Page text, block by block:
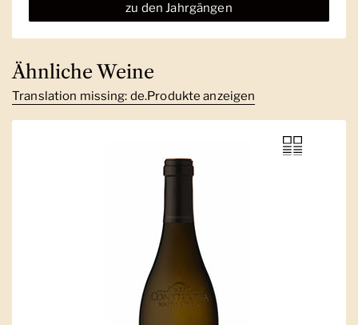
zu den Jahrgängen
Ähnliche Weine
Translation missing: de.Produkte anzeigen